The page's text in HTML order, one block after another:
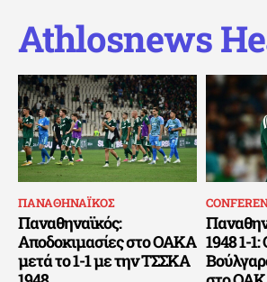
Athlosnews
ΠΑΝΑΘΗΝΑΪΚΟΣ
Παναθηναϊκός:
Αποδοκιμασίες στο ΟΑΚΑ
μετά το 1-1 με την ΤΣΣΚΑ
1948 1-